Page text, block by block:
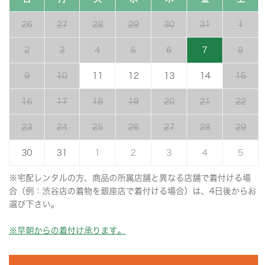
26 27 28 29 30 31 1
2 3 4 5 6 7 8
9 10 12 13 14 15
16 17 18 19 20 21 22
23 24 25 26 27 28 29
30 31 2 3 4 5
※宅配レンタルの方、商品の所属店舗と異なる店舗で着付ける場
合（例：渋谷店の着物を銀座店で着付ける場合）は、4日後からお
選び下さい。
※早朝からの着付け承ります。